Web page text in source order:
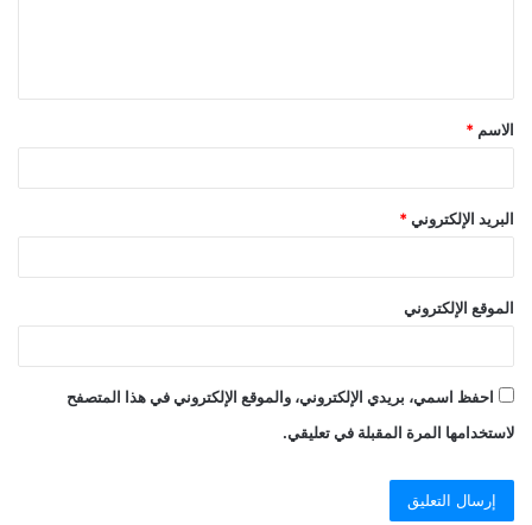
الاسم *
البريد الإلكتروني *
الموقع الإلكتروني
احفظ اسمي، بريدي الإلكتروني، والموقع الإلكتروني في هذا المتصفح
لاستخدامها المرة المقبلة في تعليقي.